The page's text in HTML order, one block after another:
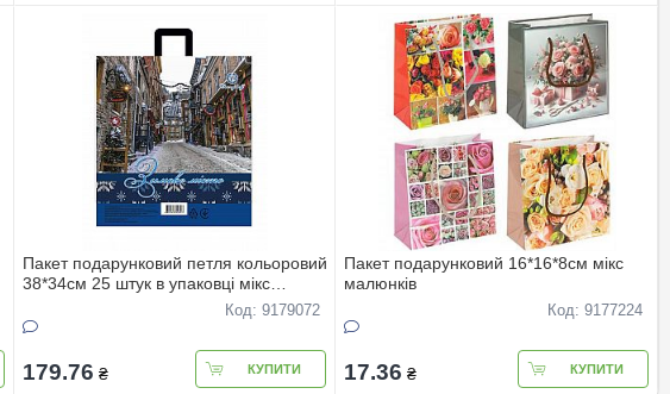
Пакет подарунковий петля кольоровий
38*34см 25 штук в упаковці мiкс
Код: 9179072
179.76 ₴ КУПИТИ
Пакет подарунковий 16*16*8см мiкс
малюнкiв
Код: 9177224
17.36 ₴ КУПИТИ